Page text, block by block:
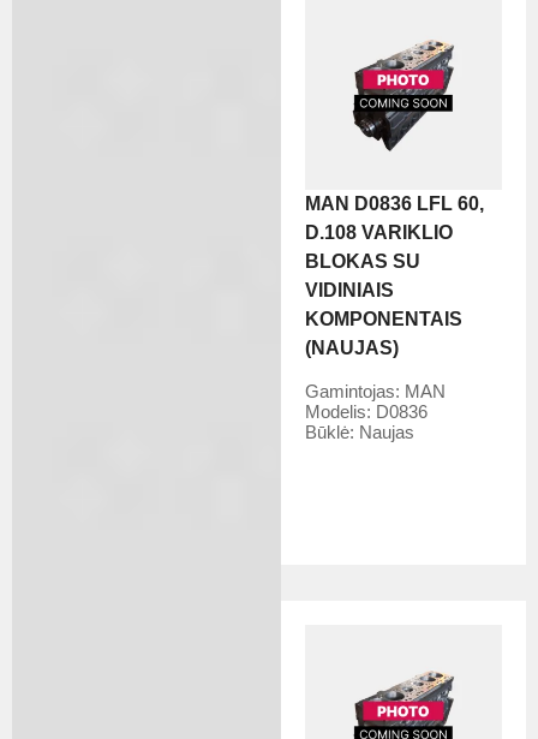
MAN D0836 LFL 60,
D.108 VARIKLIO
BLOKAS SU
VIDINIAIS
KOMPONENTAIS
(NAUJAS)
Gamintojas: MAN
Modelis: D0836
Būklė: Naujas